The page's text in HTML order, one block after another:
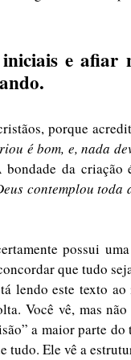
e afiar
porque
é bom, e, nada
da criação
contemplou
possui
que tudo
lendo este texto
Você vê, mas
a maior parte do
tudo. Ele vê a